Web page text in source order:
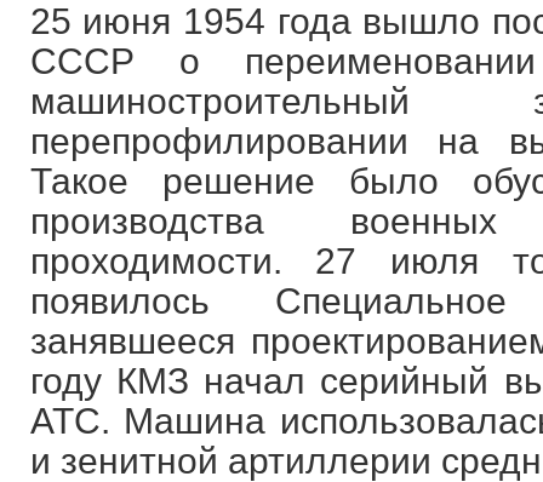
25 июня 1954 года вышло
СССР о
перепрофилировании на
Такое решение было
производства
проходимости. 27 июля
появилось
занявшееся
году КМЗ начал серийный
АТС. Машина
и зенитной артиллерии